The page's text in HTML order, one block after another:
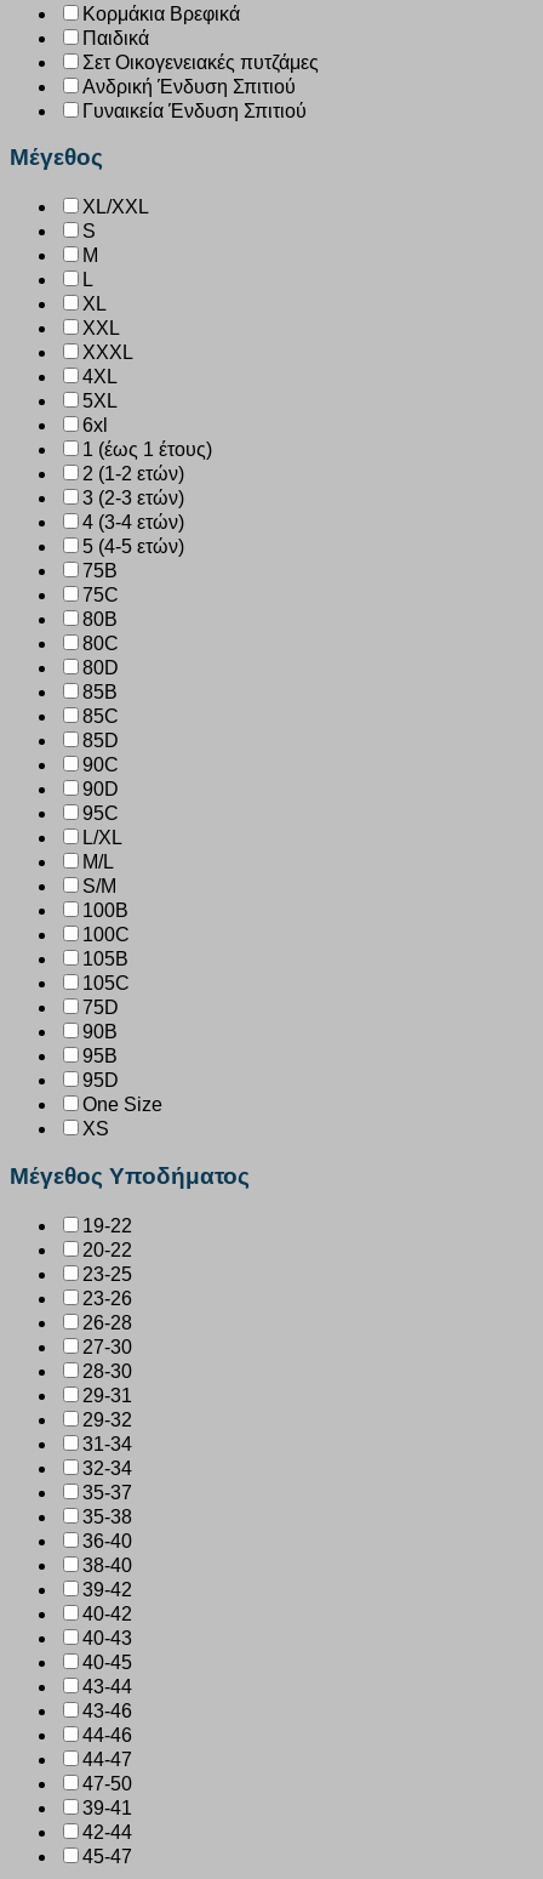
Κορμάκια Βρεφικά
Παιδικά
Σετ Οικογενειακές πυτζάμες
Ανδρική Ένδυση Σπιτιού
Γυναικεία Ένδυση Σπιτιού
Μέγεθος
XL/XXL
S
M
L
XL
XXL
XXXL
4XL
5XL
6xl
1 (έως 1 έτους)
2 (1-2 ετών)
3 (2-3 ετών)
4 (3-4 ετών)
5 (4-5 ετών)
75B
75C
80B
80C
80D
85B
85C
85D
90C
90D
95C
L/XL
M/L
S/M
100B
100C
105B
105C
75D
90B
95B
95D
One Size
XS
Μέγεθος Υποδήματος
19-22
20-22
23-25
23-26
26-28
27-30
28-30
29-31
29-32
31-34
32-34
35-37
35-38
36-40
38-40
39-42
40-42
40-43
40-45
43-44
43-46
44-46
44-47
47-50
39-41
42-44
45-47